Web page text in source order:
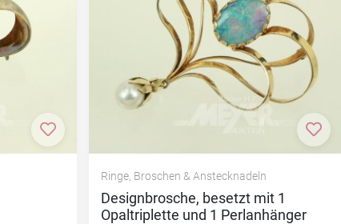
Zur Merkliste hinzufügen Zur
Ringe, Broschen & Anstecknadeln
Designbrosche, besetzt mit 1
Opaltriplette und 1 Perlanhänger